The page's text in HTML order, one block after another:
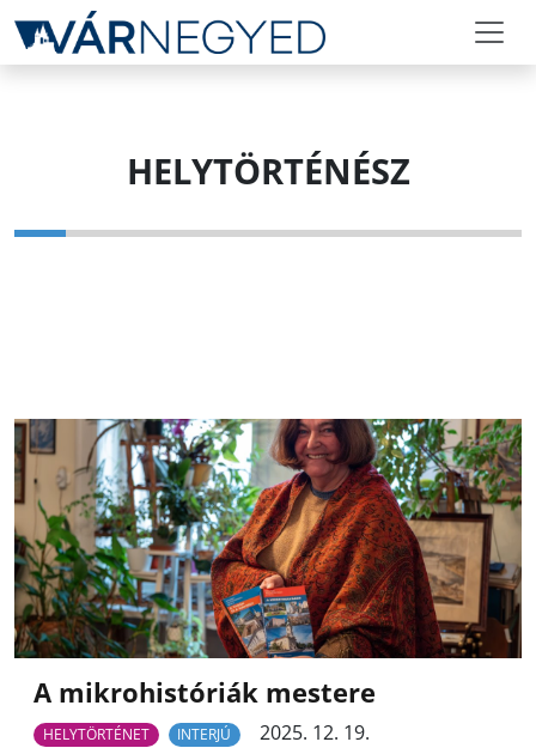
HELYTÖRTÉNÉSZ
A mikrohistóriák mestere
HELYTÖRTÉNET INTERJÚ
2025. 12. 19.